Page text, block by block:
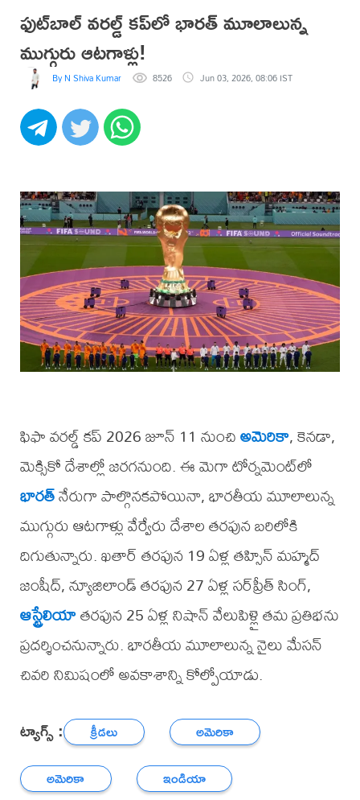
ఫుట్‌బాల్ వరల్డ్ కప్‌లో భారత్ మూలాలున్న
ముగ్గురు ఆటగాళ్లు!
By N Shiva Kumar 8526 Jun 03, 2026, 08:06 IST
ఫిఫా వరల్డ్ కప్ 2026 జూన్ 11 నుంచిఅమెరికా, కెనడా,
మెక్సికో దేశాల్లో జరగనుంది. ఈ మెగా టోర్నమెంట్‌లో
భారత్నేరుగా పాల్గొనకపోయినా, భారతీయ మూలాలున్న
ముగ్గురు ఆటగాళ్లు వేర్వేరు దేశాల తరఫున బరిలోకి
దిగుతున్నారు. ఖతార్ తరఫున 19 ఏళ్ల తహ్సిన్ మహ్మద్
జంషీద్, న్యూజిలాండ్ తరఫున 27 ఏళ్ల సర్‌ప్రీత్ సింగ్,
ఆస్ట్రేలియాతరఫున 25 ఏళ్ల నిషాన్ వేలుపిళ్లై తమ ప్రతిభను
ప్రదర్శించనున్నారు. భారతీయ మూలాలున్న నైలు మేసన్
చివరి నిమిషంలో అవకాశాన్ని కోల్పోయాడు.
ట్యాగ్స్ : క్రీడలు
అమెరికా
అమెరికా
ఇండియా